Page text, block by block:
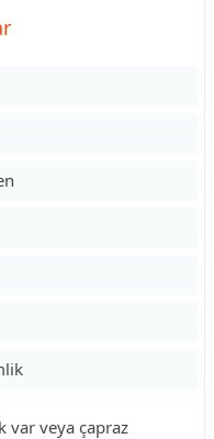
var veya çapraz